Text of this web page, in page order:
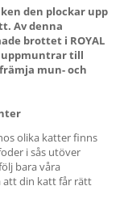
den plockar upp
Av denna
brottet i ROYAL
uppmuntrar till
mun- och
olika katter finns
i sås utöver
bara våra
att din katt får rätt